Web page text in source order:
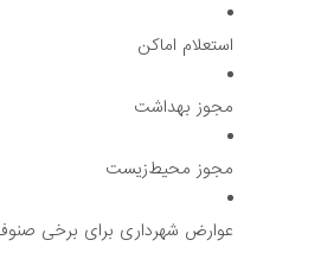
استعلام اماکن
مجوز بهداشت
مجوز محیط‌زیست
عوارض شهرداری برای برخی